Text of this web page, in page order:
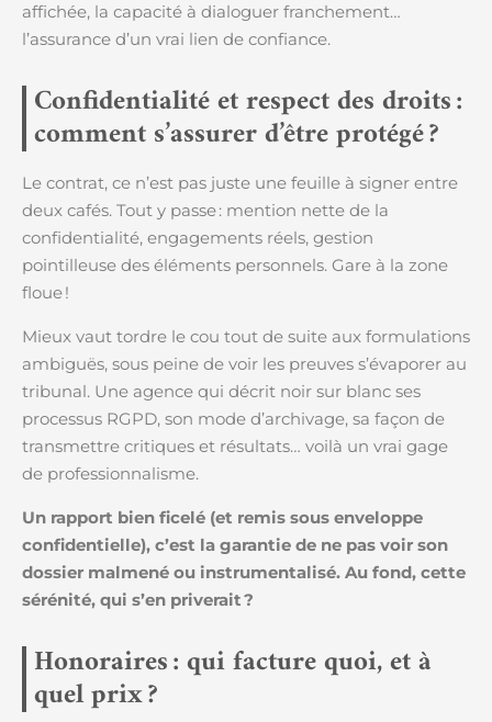
affichée, la capacité à dialoguer franchement…
l’assurance d’un vrai lien de confiance.
Confidentialité et respect des droits :
comment s’assurer d’être protégé ?
Le contrat, ce n’est pas juste une feuille à signer entre
deux cafés. Tout y passe : mention nette de la
confidentialité, engagements réels, gestion
pointilleuse des éléments personnels. Gare à la zone
floue !
Mieux vaut tordre le cou tout de suite aux formulations
ambiguës, sous peine de voir les preuves s’évaporer au
tribunal. Une agence qui décrit noir sur blanc ses
processus RGPD, son mode d’archivage, sa façon de
transmettre critiques et résultats… voilà un vrai gage
de professionnalisme.
Un rapport bien ficelé (et remis sous enveloppe
confidentielle), c’est la garantie de ne pas voir son
dossier malmené ou instrumentalisé. Au fond, cette
sérénité, qui s’en priverait ?
Honoraires : qui facture quoi, et à
quel prix ?